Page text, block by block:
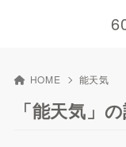
HOME 能天気
「能天気」